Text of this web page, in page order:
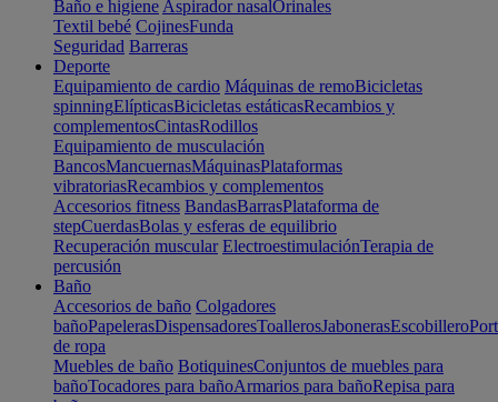
Baño e higiene Aspirador nasalOrinales
Textil bebé CojinesFunda
Seguridad Barreras
Deporte
Equipamiento de cardio Máquinas de remoBicicletas
spinningElípticasBicicletas estáticasRecambios y
complementosCintasRodillos
Equipamiento de musculación
BancosMancuernasMáquinasPlataformas
vibratoriasRecambios y complementos
Accesorios fitness BandasBarrasPlataforma de
stepCuerdasBolas y esferas de equilibrio
Recuperación muscular ElectroestimulaciónTerapia de
percusión
Baño
Accesorios de baño Colgadores
bañoPapelerasDispensadoresToallerosJabonerasEscobillero
de ropa
Muebles de baño BotiquinesConjuntos de muebles para
bañoTocadores para bañoArmarios para bañoRepisa para